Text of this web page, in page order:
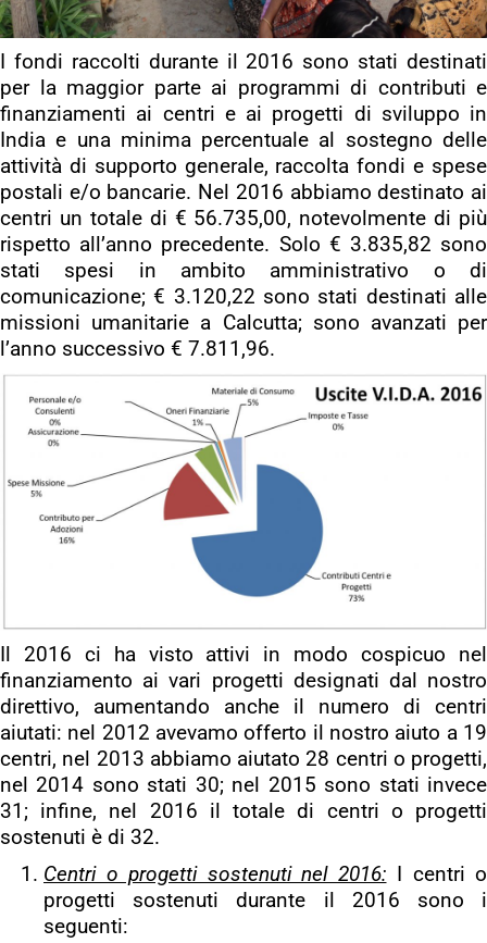
I fondi raccolti durante il 2016 sono stati destinati
per la maggior parte ai programmi di contributi e
finanziamenti ai centri e ai progetti di sviluppo in
India e una minima percentuale al sostegno delle
attività di supporto generale, raccolta fondi e spese
postali e/o bancarie. Nel 2016 abbiamo destinato ai
centri un totale di € 56.735,00, notevolmente di più
rispetto all’anno precedente. Solo € 3.835,82 sono
stati spesi in ambito amministrativo o di
comunicazione; € 3.120,22 sono stati destinati alle
missioni umanitarie a Calcutta; sono avanzati per
l’anno successivo € 7.811,96.
Il 2016 ci ha visto attivi in modo cospicuo nel
finanziamento ai vari progetti designati dal nostro
direttivo, aumentando anche il numero di centri
aiutati: nel 2012 avevamo offerto il nostro aiuto a 19
centri, nel 2013 abbiamo aiutato 28 centri o progetti,
nel 2014 sono stati 30; nel 2015 sono stati invece
31; infine, nel 2016 il totale di centri o progetti
sostenuti è di 32.
Centri o progetti sostenuti nel 2016: I centri o
progetti sostenuti durante il 2016 sono i
seguenti: